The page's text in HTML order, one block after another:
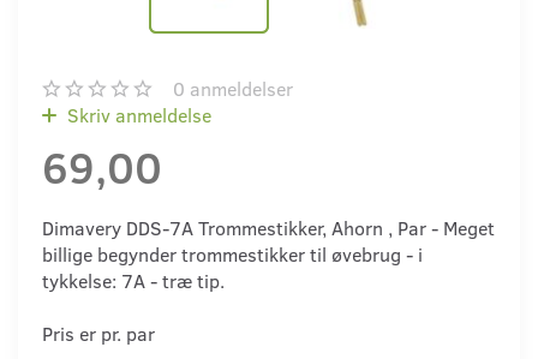
0 anmeldelser
Skriv anmeldelse
69,00
Dimavery DDS-7A Trommestikker, Ahorn , Par - Meget
billige begynder trommestikker til øvebrug - i
tykkelse: 7A - træ tip.
Pris er pr. par